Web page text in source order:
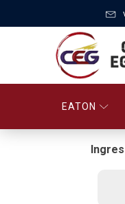
EATON